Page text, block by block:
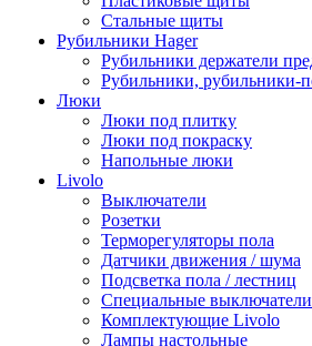
Стальные щиты
Рубильники Hager
Рубильники держатели
Рубильники, рубильники-
Люки
Люки под плитку
Люки под покраску
Напольные люки
Livolo
Выключатели
Розетки
Терморегуляторы пола
Датчики движения / шума
Подсветка пола / лестниц
Специальные
Комплектующие Livolo
Лампы настольные